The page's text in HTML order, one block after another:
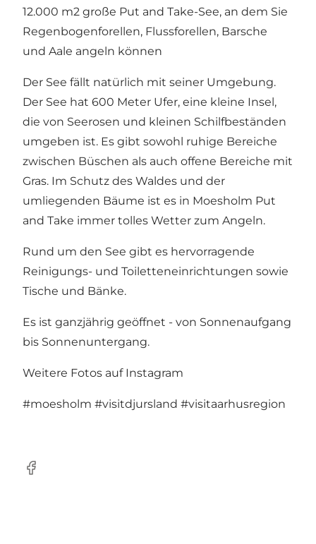
12.000 m2 große Put and Take-See, an dem Sie
Regenbogenforellen, Flussforellen, Barsche
und Aale angeln können
Der See fällt natürlich mit seiner Umgebung.
Der See hat 600 Meter Ufer, eine kleine Insel,
die von Seerosen und kleinen Schilfbeständen
umgeben ist. Es gibt sowohl ruhige Bereiche
zwischen Büschen als auch offene Bereiche mit
Gras. Im Schutz des Waldes und der
umliegenden Bäume ist es in Moesholm Put
and Take immer tolles Wetter zum Angeln.
Rund um den See gibt es hervorragende
Reinigungs- und Toiletteneinrichtungen sowie
Tische und Bänke.
Es ist ganzjährig geöffnet - von Sonnenaufgang
bis Sonnenuntergang.
Weitere Fotos auf Instagram
#moesholm #visitdjursland #visitaarhusregion
Facebook